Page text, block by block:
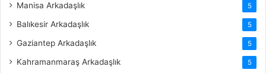
Manisa Arkadaşlık 5
Balıkesir Arkadaşlık 5
Gaziantep Arkadaşlık 5
Kahramanmaraş Arkadaşlık 5